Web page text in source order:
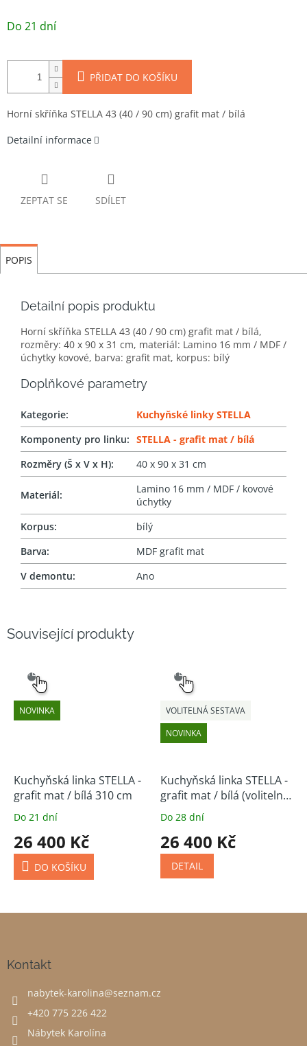
cena:
Do 21 dní
PŘIDAT DO KOŠÍKU
Horní skříňka STELLA 43 (40 / 90 cm) grafit mat / bílá
Detailní informace
ZEPTAT SE SDÍLET
Související produkty
NOVINKA
VÝBĚR
Kuchyňská linka STELLA -
grafit mat / bílá 310 cm
Do 21 dní
26 400 Kč
DO KOŠÍKU
NOVINKA
VOLITELNÁ SESTAVA
VÝBĚR
Kuchyňská linka STELLA -
grafit mat / bílá (volitelná
sestava)
Do 28 dní
26 400 Kč
DETAIL
POPIS
Detailní popis produktu
Horní skříňka STELLA 43 (40 / 90 cm) grafit mat / bílá,
rozměry: 40 x 90 x 31 cm, materiál: Lamino 16 mm / MDF /
úchytky kovové, barva: grafit mat, korpus: bílý
Doplňkové parametry
Kategorie:
Kuchyňské linky STELLA
Komponenty pro linku: STELLA - grafit mat / bílá
Rozměry (Š x V x H): 40 x 90 x 31 cm
Materiál:
Lamino 16 mm / MDF / kovové
úchytky
Korpus:
bílý
Barva:
MDF grafit mat
V demontu: Ano
Kontakt
nabytek-karolina@seznam.cz
+420 775 226 422
Nábytek Karolína